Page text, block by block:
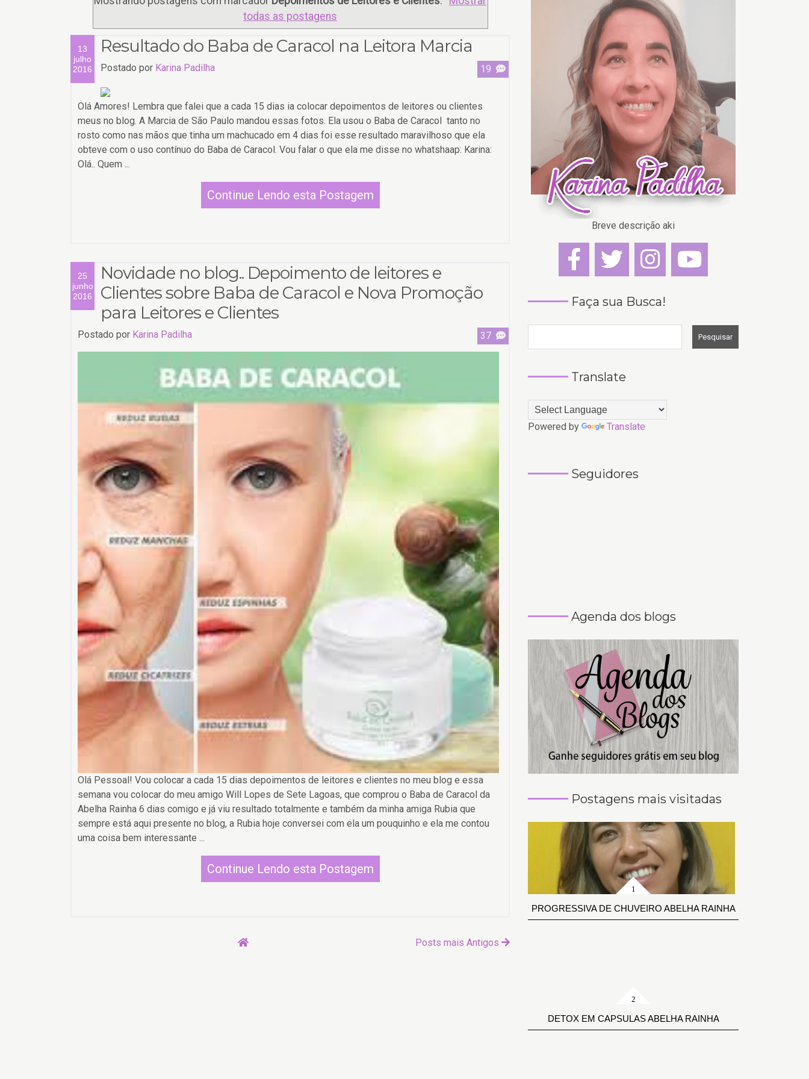
todas as postagens
13
julho
2016
Resultado do Baba de Caracol na Leitora Marcia
Postado por Karina Padilha 19
Olá Amores! Lembra que falei que a cada 15 dias ia colocar depoimentos de leitores ou clientes
meus no blog. A Marcia de São Paulo mandou essas fotos. Ela usou o Baba de Caracol tanto no
rosto como nas mãos que tinha um machucado em 4 dias foi esse resultado maravilhoso que ela
obteve com o uso contínuo do Baba de Caracol. Vou falar o que ela me disse no whatshaap: Karina:
Olá.. Quem ...
Continue Lendo esta Postagem
25
junho
2016
Novidade no blog.. Depoimento de leitores e
Clientes sobre Baba de Caracol e Nova Promoção
para Leitores e Clientes
Postado por Karina Padilha 37
Olá Pessoal! Vou colocar a cada 15 dias depoimentos de leitores e clientes no meu blog e essa
semana vou colocar do meu amigo Will Lopes de Sete Lagoas, que comprou o Baba de Caracol da
Abelha Rainha 6 dias comigo e já viu resultado totalmente e também da minha amiga Rubia que
sempre está aqui presente no blog, a Rubia hoje conversei com ela um pouquinho e ela me contou
uma coisa bem interessante ...
Continue Lendo esta Postagem
Posts mais Antigos
Breve descrição aki
Faça sua Busca!
Translate
Powered by Translate
Seguidores
Agenda dos blogs
Postagens mais visitadas
PROGRESSIVA DE CHUVEIRO ABELHA RAINHA
DETOX EM CAPSULAS ABELHA RAINHA